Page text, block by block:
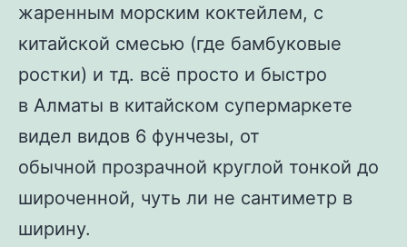
жаренным морским коктейлем, с
китайской смесью (где бамбуковые
ростки) и тд. всё просто и быстро
в Алматы в китайском супермаркете
видел видов 6 фунчезы, от
обычной прозрачной круглой тонкой до
широченной, чуть ли не сантиметр в
ширину.